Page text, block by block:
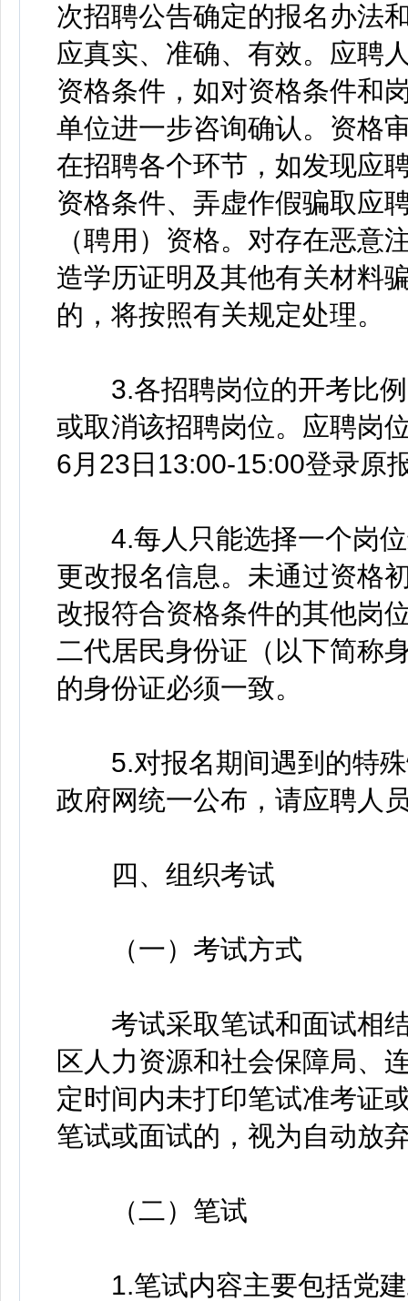
次招聘公告确定的报名办法
应真实、准确、有效。应聘
资格条件，如对资格条件和
单位进一步咨询确认。资格
在招聘各个环节，如发现应
资格条件、弄虚作假骗取应
（聘用）资格。对存在恶意
造学历证明及其他有关材料
的，将按照有关规定处理。
3.各招聘岗位的开考比例
或取消该招聘岗位。应聘岗
6月23日13:00-15:00登录原
4.每人只能选择一个岗位
更改报名信息。未通过资格
改报符合资格条件的其他岗
二代居民身份证（以下简称
的身份证必须一致。
5.对报名期间遇到的特殊
政府网统一公布，请应聘人
四、组织考试
（一）考试方式
考试采取笔试和面试相结
区人力资源和社会保障局、
定时间内未打印笔试准考证
笔试或面试的，视为自动放
（二）笔试
1.笔试内容主要包括党建